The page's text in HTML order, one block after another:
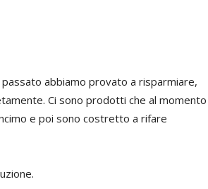
abbiamo provato a risparmiare,
Ci sono prodotti che al momento
e poi sono costretto a rifare